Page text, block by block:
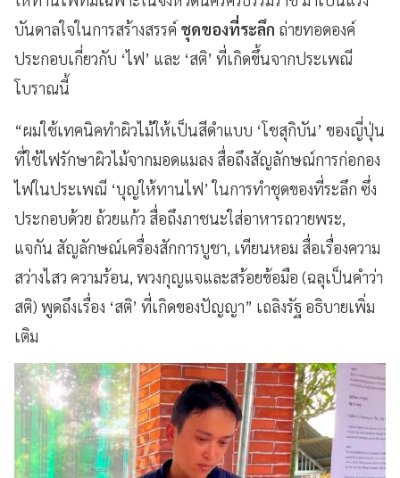
บันดาลใจในการสร้างสรรค์ ชุดของที่ระลึก ถ่ายทอดองค์
ประกอบเกี่ยวกับ ‘ไฟ’ และ ‘สติ’ ที่เกิดขึ้นจากประเพณี
โบราณนี้
“ผมใช้เทคนิคทำผิวไม้ให้เป็นสีดำแบบ ‘โชสุกิบัน’ ของญี่ปุ่น
ที่ใช้ไฟรักษาผิวไม้จากมอดแมลง สื่อถึงสัญลักษณ์การก่อกอง
ไฟในประเพณี ‘บุญให้ทานไฟ’ ในการทำชุดของที่ระลึก ซึ่ง
ประกอบด้วย ถ้วยแก้ว สื่อถึงภาชนะใส่อาหารถวายพระ,
แจกัน สัญลักษณ์เครื่องสักการบูชา, เทียนหอม สื่อเรื่องความ
สว่างไสว ความร้อน, พวงกุญแจและสร้อยข้อมือ (ฉลุเป็นคำว่า
สติ) พูดถึงเรื่อง ‘สติ’ ที่เกิดของปัญญา” เถลิงรัฐ อธิบายเพิ่ม
เติม